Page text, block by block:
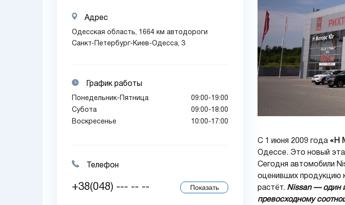
Адрес
Одесская область, 1664 км автодороги
Санкт-Петербург-Киев-Одесса, 3
График работы
Понедельник-Пятница
09:00-19:00
Субота
09:00-18:00
Воскресенье
10:00-17:00
Телефон
+38(048) --- -- -- Показать
С 1 июня 2009 года «Н
Одессе. Это новый
Сегодня автомобили
оценивших продукцию
растёт. Nissan — один
превосходному